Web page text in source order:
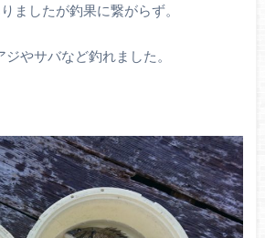
ましたが釣果に繋がらず。
やサバなど釣れました。